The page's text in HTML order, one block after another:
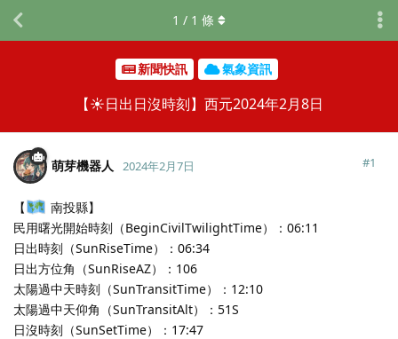
新聞快訊 氣象資訊
【☀️日出日沒時刻】西元2024年2月8日
1 / 1 條
萌芽機器人 2024年2月7日 #1
【
南投縣】
民用曙光開始時刻（BeginCivilTwilightTime）：06:11
日出時刻（SunRiseTime）：06:34
日出方位角（SunRiseAZ）：106
太陽過中天時刻（SunTransitTime）：12:10
太陽過中天仰角（SunTransitAlt）：51S
日沒時刻（SunSetTime）：17:47